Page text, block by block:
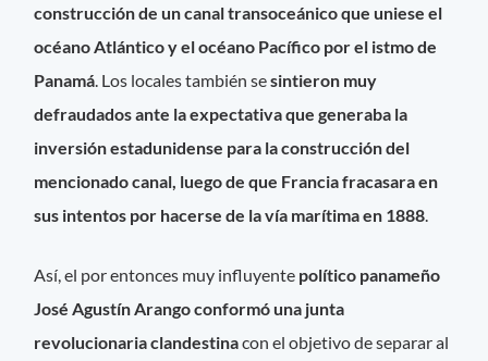
construcción de un canal transoceánico que uniese el
océano Atlántico y el océano Pacífico por el istmo de
Panamá. Los locales también sesintieron muy
defraudados ante la expectativa que generaba la
inversión estadunidense para la construcción del
mencionado canal, luego de que Francia fracasara en
sus intentos por hacerse de la vía marítima en 1888.
Así, el por entonces muy influyente político panameño
José Agustín Arango conformó una junta
revolucionaria clandestinacon el objetivo de separar al